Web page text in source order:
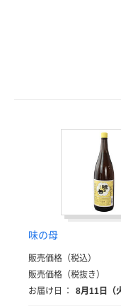
味の母
販売価格（税込）
販売価格（税抜き）
お届け日
： 8月11日（